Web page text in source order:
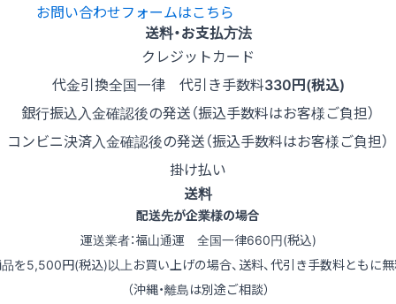
お問い合わせフォームはこちら
送料・お支払方法
クレジットカード
代金引換全国一律 代引き手数料330円(税込)
銀行振込入金確認後の発送（振込手数料はお客様ご負担）
コンビニ決済入金確認後の発送（振込手数料はお客様ご負担）
掛け払い
送料
配送先が企業様の場合
運送業者：福山通運 全国一律660円(税込)
品を5,500円(税込)以上お買い上げの場合、送料、代引き手数料ともに無
（沖縄・離島は別途ご相談）